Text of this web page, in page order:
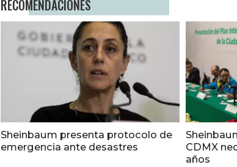
RECOMENDACIONES
Sheinbaum presenta protocolo de
emergencia ante desastres
CDMX
años